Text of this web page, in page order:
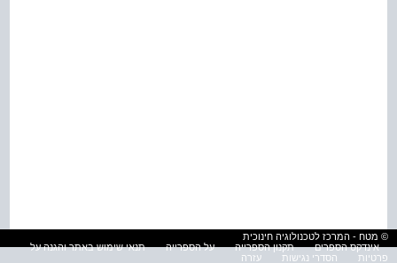
© מטח - המרכז לטכנולוגיה חינוכית
אינדקס הספרים
תקנון הספרייה על הספרייה
תנאי שימוש באתר והגנה על
פרטיות
הסדרי נגישות עזרה